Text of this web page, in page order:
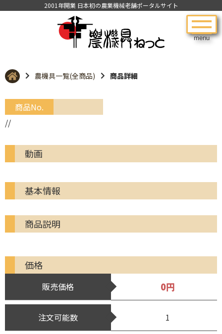
menu
2001年開業 日本初の農業機械老舗ポータルサイト
農機具一覧(全商品) 商品詳細
商品No.
//
動画
基本情報
商品説明
価格
販売価格 0円
注文可能数 1